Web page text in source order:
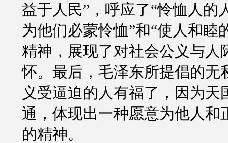
益于人民”，呼应了“怜恤人的
为他们必蒙怜恤”和“使人和睦
精神，展现了对社会公义与人
怀。最后，毛泽东所提倡的无
义受逼迫的人有福了，因为天
通，体现出一种愿意为他人和
的精神。